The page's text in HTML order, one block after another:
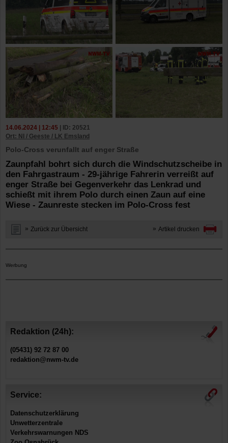
14.06.2024 | 12:45 | ID: 20521
Ort: NI / Geeste / LK Emsland
Polo-Cross verunfallt auf enger Straße
Zaunpfahl bohrt sich durch die Windschutzscheibe in
den Fahrgastraum - 29-jährige Fahrerin verreißt auf
enger Straße bei Gegenverkehr das Lenkrad und
schießt mit ihrem Polo durch einen Zaun auf eine
Wiese - Zaunreste stecken im Polo-Cross fest
Zurück zur Übersicht Artikel drucken
Werbung
Redaktion (24h):
(05431) 92 72 87 00
redaktion@nwm-tv.de
Service:
Datenschutzerklärung
Unwetterzentrale
Verkehrswarnungen NDS